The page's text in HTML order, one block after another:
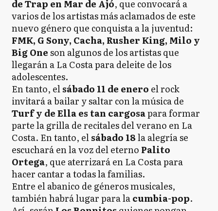
de Trap en Mar de Ajó, que convocará a
varios de los artistas más aclamados de este
nuevo género que conquista a la juventud:
FMK, G Sony, Cacha, Rusher King, Milo y
Big Oneson algunos de los artistas que
llegarán a La Costa para deleite de los
adolescentes.
En tanto, elsábado 11 de enero el rock
invitará a bailar y saltar con la música de
Turf y de Ella es tan cargosapara formar
parte la grilla de recitales del verano en La
Costa. En tanto, elsábado 18la alegría se
escuchará en la voz del eterno Palito
Ortega, que aterrizará en La Costa para
hacer cantar a todas la familias.
Entre el abanico de géneros musicales,
también habrá lugar para lacumbia-pop.